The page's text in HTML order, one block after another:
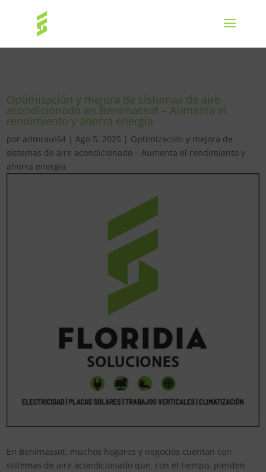
Optimización y mejora de sistemas de aire
acondicionado en Benimassot – Aumenta el
rendimiento y ahorra energía
por admraul64 |Ago 5, 2025 | Optimización y mejora de
sistemas de aire acondicionado – Aumenta el rendimiento y
ahorra energía
En Benimassot, muchos hogares y negocios cuentan con
sistemas de aire acondicionado que, con el tiempo, pierden